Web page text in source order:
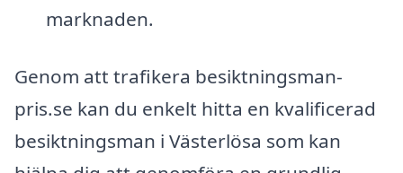
marknaden.
Genom att trafikera besiktningsman-
pris.se kan du enkelt hitta en kvalificerad
besiktningsman i Västerlösa som kan